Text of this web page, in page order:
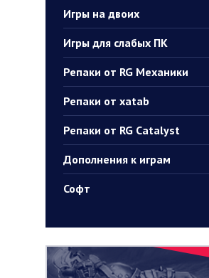
Игры на двоих
Игры для слабых ПК
Репаки от RG Механики
Репаки от xatab
Репаки от RG Catalyst
Дополнения к играм
Софт